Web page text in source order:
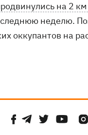
на 2
неделю.
оккупантов на